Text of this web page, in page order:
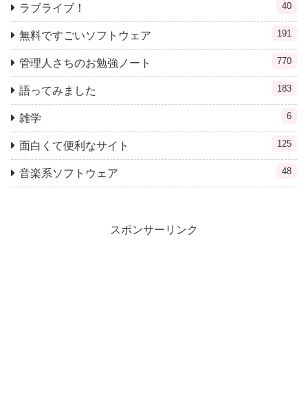
ラブライブ！ 40
無料ですごいソフトウェア 191
管理人さちのお勉強ノート 770
語ってみました 183
雑学 6
面白くて便利なサイト 125
音楽系ソフトウェア 48
スポンサーリンク